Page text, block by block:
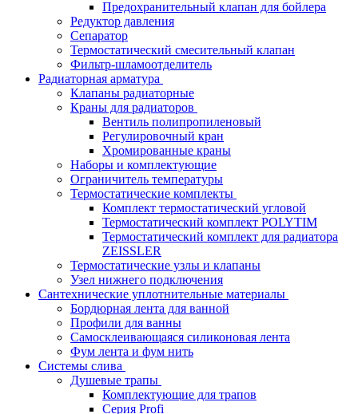
Предохранительный клапан для бойлера
Редуктор давления
Сепаратор
Термостатический смесительный клапан
Фильтр-шламоотделитель
Радиаторная арматура
Клапаны радиаторные
Краны для радиаторов
Вентиль полипропиленовый
Регулировочный кран
Хромированные краны
Наборы и комплектующие
Ограничитель температуры
Термостатические комплекты
Комплект термостатический угловой
Термостатический комплект POLYTIM
Термостатический комплект для радиатора
ZEISSLER
Термостатические узлы и клапаны
Узел нижнего подключения
Сантехнические уплотнительные материалы
Бордюрная лента для ванной
Профили для ванны
Самосклеивающаяся силиконовая лента
Фум лента и фум нить
Системы слива
Душевые трапы
Комплектующие для трапов
Серия Profi